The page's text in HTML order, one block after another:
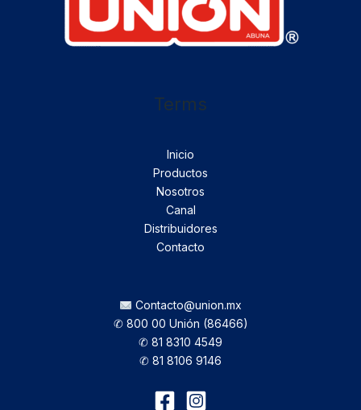
Terms
Inicio
Productos
Nosotros
Canal
Distribuidores
Contacto
Contacto@union.mx
✆ 800 00 Unión (86466)
✆ 81 8310 4549
✆ 81 8106 9146